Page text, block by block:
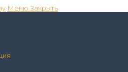
Меню Закрыть